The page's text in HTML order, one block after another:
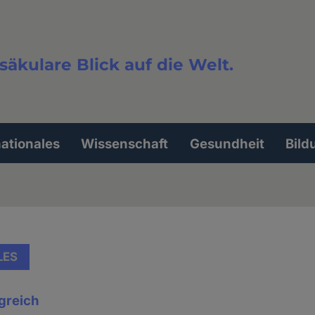
Blick auf die Welt.
Wissenschaft Gesundheit